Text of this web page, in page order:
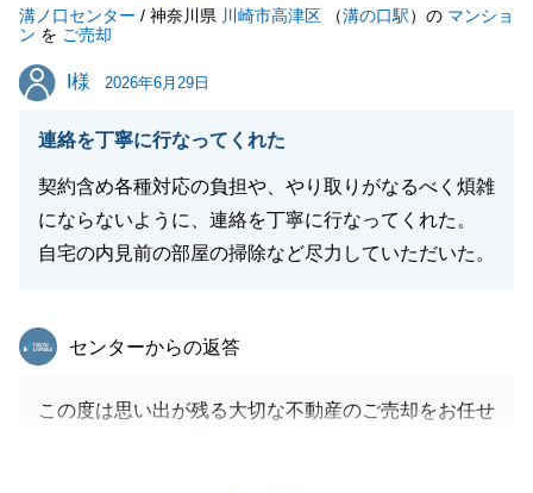
みであり大変嬉しく思っております。
不動産のご売却は手続きや書類のご準備などでお客様
にとってもご負担が大きいものですが、いつも迅速か
に完了へと至ることができました。
今後とも、末永いお付き合いをよろしくお願いいたし
ます。
溝ノ口センター / 神奈川県 川崎市高津区 （溝の口駅）の マンショ
ン を ご売却
I様
I様 2026年6月29日
連絡を丁寧に行なってくれた
契約含め各種対応の負担や、やり取りがなるべく煩雑
にならないように、連絡を丁寧に行なってくれた。
自宅の内見前の部屋の掃除など尽力していただいた。
東急リバブル
センターからの返答
この度は思い出が残る大切な不動産のご売却をお任せ